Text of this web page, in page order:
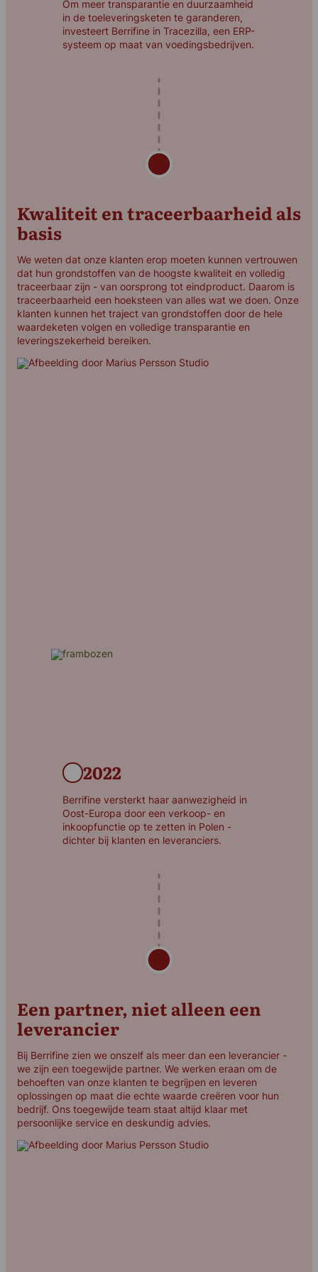
Om meer transparantie en duurzaamheid
in de toeleveringsketen te garanderen,
investeert Berrifine in Tracezilla, een ERP-
systeem op maat van voedingsbedrijven.
Kwaliteit en traceerbaarheid als
basis
We weten dat onze klanten erop moeten kunnen vertrouwen
dat hun grondstoffen van de hoogste kwaliteit en volledig
traceerbaar zijn - van oorsprong tot eindproduct. Daarom is
traceerbaarheid een hoeksteen van alles wat we doen. Onze
klanten kunnen het traject van grondstoffen door de hele
waardeketen volgen en volledige transparantie en
leveringszekerheid bereiken.
2022
Berrifine versterkt haar aanwezigheid in
Oost-Europa door een verkoop- en
inkoopfunctie op te zetten in Polen -
dichter bij klanten en leveranciers.
Een partner, niet alleen een
leverancier
Bij Berrifine zien we onszelf als meer dan een leverancier -
we zijn een toegewijde partner. We werken eraan om de
behoeften van onze klanten te begrijpen en leveren
oplossingen op maat die echte waarde creëren voor hun
bedrijf. Ons toegewijde team staat altijd klaar met
persoonlijke service en deskundig advies.